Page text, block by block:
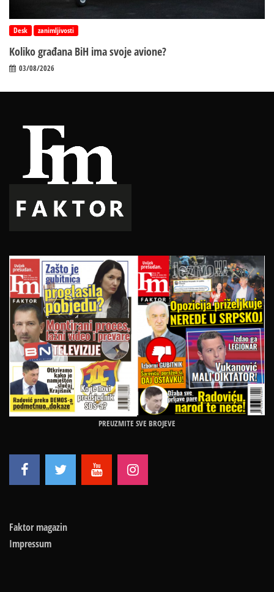
Desk zanimljivosti
Koliko građana BiH ima svoje avione?
03/08/2026
PREUZMITE SVE BROJEVE
Faktor magazin
Impressum